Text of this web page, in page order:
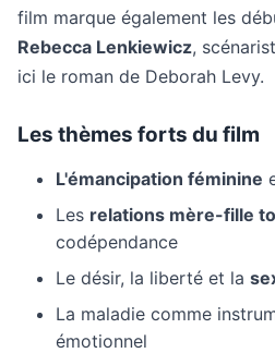
film marque également les
Rebecca Lenkiewicz,
ici le roman de Deborah Levy.
Les thèmes forts du film
L'émancipation féminine
Les relations mère-fille
codépendance
Le désir, la liberté et la
La maladie comme
émotionnel